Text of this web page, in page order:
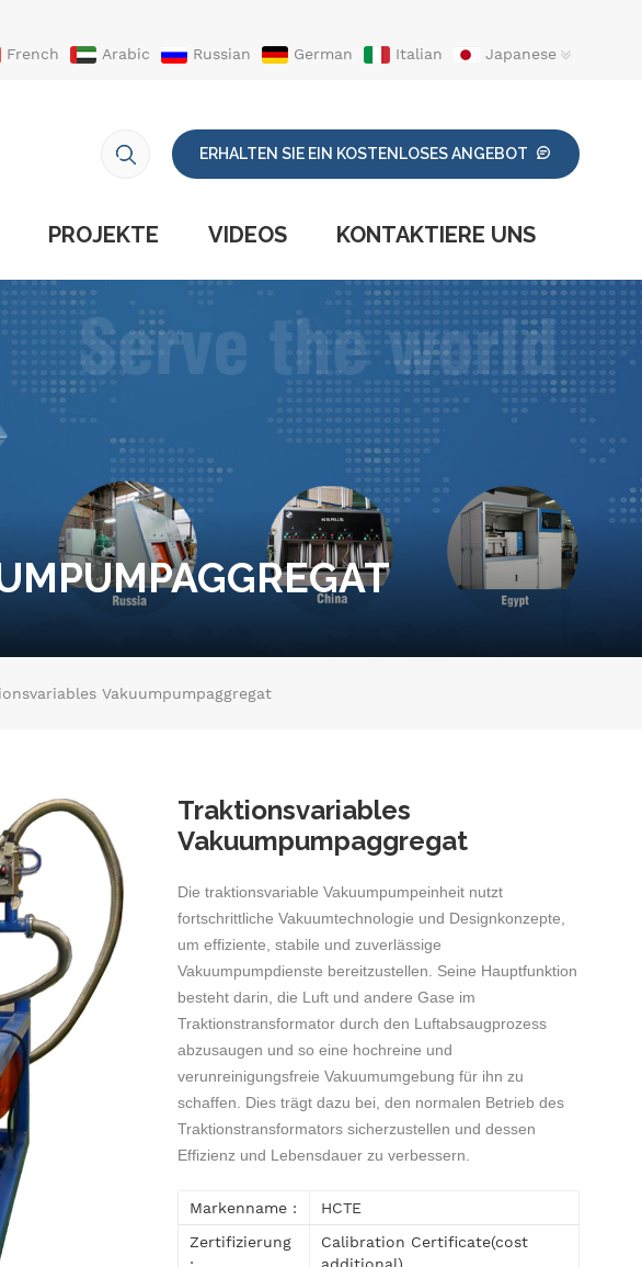
French Arabic Russian German Italian
Japanese
ERHALTEN SIE EIN KOSTENLOSES ANGEBOT
PROJEKTE VIDEOS KONTAKTIERE UNS
Vakuumpumpaggregat
Traktionsvariables
Vakuumpumpaggregat
Die traktionsvariable Vakuumpumpeinheit nutzt
fortschrittliche Vakuumtechnologie und Designkonzepte,
um effiziente, stabile und zuverlässige
Vakuumpumpdienste bereitzustellen. Seine Hauptfunktion
besteht darin, die Luft und andere Gase im
Traktionstransformator durch den Luftabsaugprozess
abzusaugen und so eine hochreine und
verunreinigungsfreie Vakuumumgebung für ihn zu
schaffen. Dies trägt dazu bei, den normalen Betrieb des
Traktionstransformators sicherzustellen und dessen
Effizienz und Lebensdauer zu verbessern.
Markenname :
HCTE
Zertifizierung
:
Calibration Certificate(cost
additional)